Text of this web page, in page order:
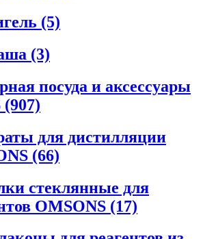
(5)
(3)
посуда и аксессуары
(907)
для дистилляции
(66)
стеклянные для
OMSONS (17)